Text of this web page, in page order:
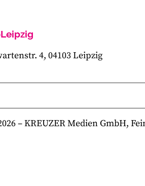
4, 04103 Leipzig
– KREUZER Medien GmbH,